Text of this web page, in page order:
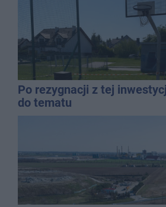
Po rezygnacji z tej
do tematu